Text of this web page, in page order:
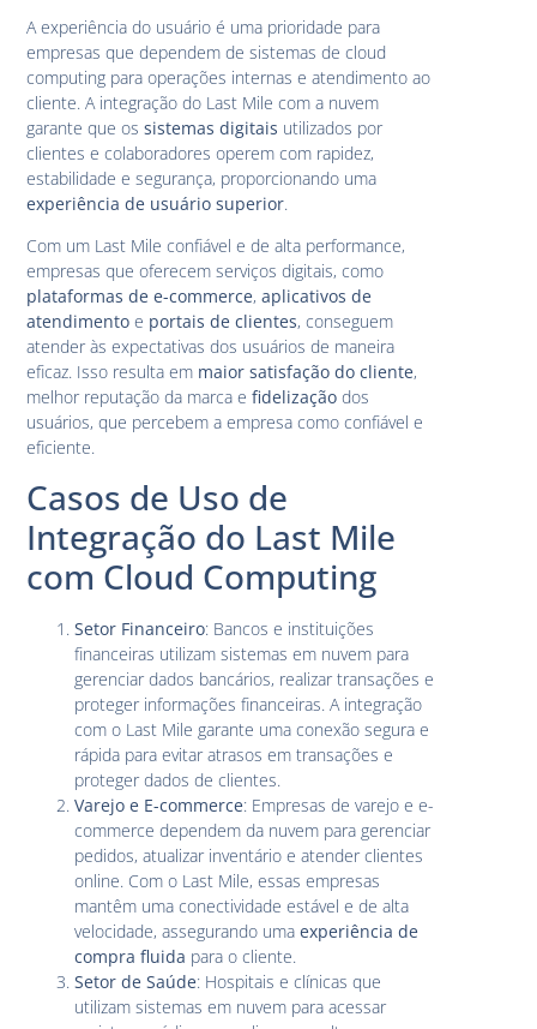
A experiência do usuário é uma prioridade para
empresas que dependem de sistemas de cloud
computing para operações internas e atendimento ao
cliente. A integração do Last Mile com a nuvem
garante que ossistemas digitais utilizados por
clientes e colaboradores operem com rapidez,
estabilidade e segurança, proporcionando uma
experiência de usuário superior.
Com um Last Mile confiável e de alta performance,
empresas que oferecem serviços digitais, como
plataformas de e-commerce,aplicativos de
atendimento e portais de clientes, conseguem
atender às expectativas dos usuários de maneira
eficaz. Isso resulta em maior satisfação do cliente,
melhor reputação da marca efidelização dos
usuários, que percebem a empresa como confiável e
eficiente.
Casos de Uso de
Integração do Last Mile
com Cloud Computing
Setor Financeiro: Bancos e instituições
financeiras utilizam sistemas em nuvem para
gerenciar dados bancários, realizar transações e
proteger informações financeiras. A integração
com o Last Mile garante uma conexão segura e
rápida para evitar atrasos em transações e
proteger dados de clientes.
Varejo e E-commerce: Empresas de varejo e e-
commerce dependem da nuvem para gerenciar
pedidos, atualizar inventário e atender clientes
online. Com o Last Mile, essas empresas
mantêm uma conectividade estável e de alta
velocidade, assegurando umaexperiência de
compra fluida para o cliente.
Setor de Saúde: Hospitais e clínicas que
utilizam sistemas em nuvem para acessar